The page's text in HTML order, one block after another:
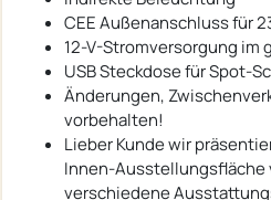
CEE Außenanschluss für
12-V-Stromversorgung im
USB Steckdose für Spot-
Änderungen,
vorbehalten!
Lieber Kunde wir
Innen-
verschiedene